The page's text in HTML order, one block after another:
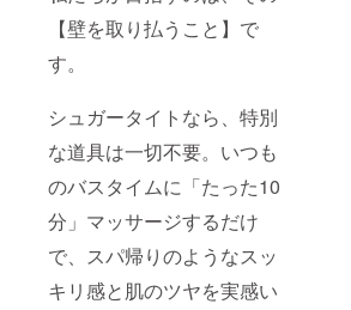
【壁を取り払うこと】で
す。
シュガータイトなら、特別
な道具は一切不要。いつも
のバスタイムに「たった10
分」マッサージするだけ
で、スパ帰りのようなスッ
キリ感と肌のツヤを実感い